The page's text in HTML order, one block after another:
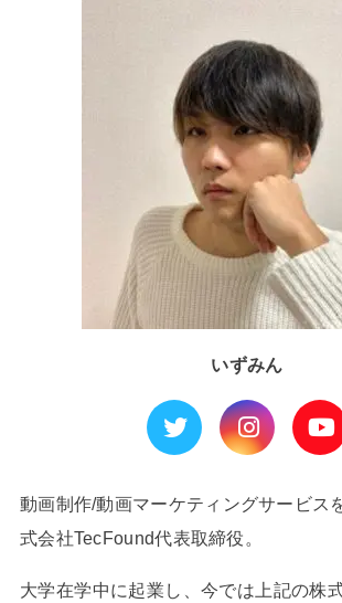
いずみん
動画制作/動画マーケティングサービス
式会社TecFound代表取締役。
大学在学中に起業し、今では上記の株